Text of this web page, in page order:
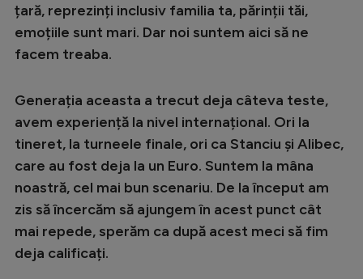
țară, reprezinți inclusiv familia ta, părinții tăi,
emoțiile sunt mari. Dar noi suntem aici să ne
facem treaba.
Generația aceasta a trecut deja câteva teste,
avem experiență la nivel internațional. Ori la
tineret, la turneele finale, ori ca Stanciu și Alibec,
care au fost deja la un Euro. Suntem la mâna
noastră, cel mai bun scenariu. De la început am
zis să încercăm să ajungem în acest punct cât
mai repede, sperăm ca după acest meci să fim
deja calificați.